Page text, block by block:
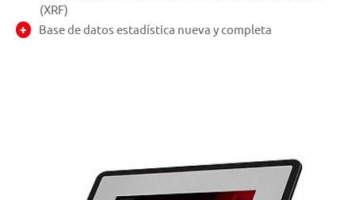
(XRF)
Base de datos estadística nueva y completa